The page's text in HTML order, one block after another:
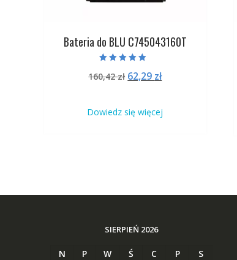
Bateria do BLU C745043160T
4.50
na 5
160,42zł Pierwotna
160,42 zł.
62,29 złAktualna
62,29 zł.
Dowiedz się więcej
SIERPIEŃ 2026
N P W Ś C P
S